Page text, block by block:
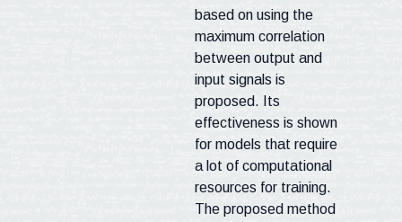
based on using the
maximum correlation
between output and
input signals is
proposed. Its
effectiveness is shown
for models that require
a lot of computational
resources for training.
The proposed method